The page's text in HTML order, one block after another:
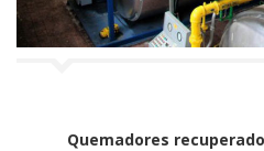
Quemadores